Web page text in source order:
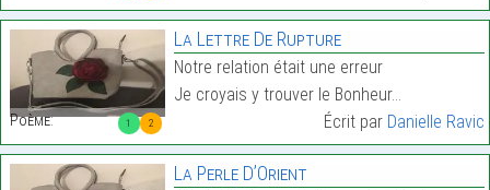
1 2
Poème:
La Lettre De Rupture
Notre relation était une erreur
Je croyais y trouver le Bonheur…
Écrit par Danielle Ravic
La Perle D’Orient